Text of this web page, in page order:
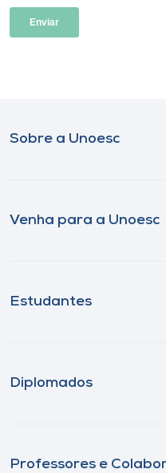
Sobre a Unoesc
Venha para a Unoesc
Estudantes
Diplomados
Professores e